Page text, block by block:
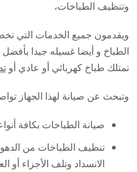
وتنظيف الطباخات،
ويقدمون جميع الخدمات التي
الطباخ و أيضا غسيله جيدا بأفضل
تمتلك طباخ كهربائي أو عادي أو
وتبحث عن صيانة لهذا الجهاز
صيانة الطباخات بكافة أنواعها
تنظيف الطباخات من
الانسداد وتلف الأجزاء أو